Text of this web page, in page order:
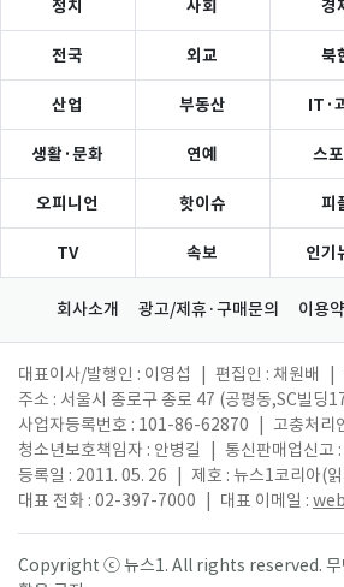
정치 사회 경
전국 외교 북
산업 부동산 IT·
생활·문화 연예 스
오피니언 핫이슈 피
TV 속보 인기
회사소개 광고/제휴·구매문의 이용
대표이사/발행인 : 이영섭 편집인 : 채원배
주소 : 서울시 종로구 종로 47 (공평동,SC빌딩
사업자등록번호 : 101-86-62870
고충처리
청소년보호책임자 : 안병길
통신판매업신고
등록일 : 2011. 05. 26
제호 : 뉴스1코리아(
대표 전화 : 02-397-7000
대표 이메일 :
Copyright ⓒ 뉴스1. All rights reserved. 무